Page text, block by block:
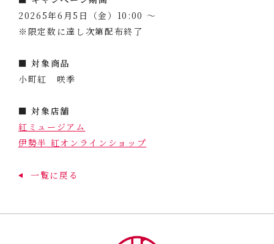
20265年6月5日（金）10:00 〜
※限定数に達し次第配布終了
■ 対象商品
小町紅 咲季
■ 対象店舗
紅ミュージアム
伊勢半 紅オンラインショップ
一覧に戻る